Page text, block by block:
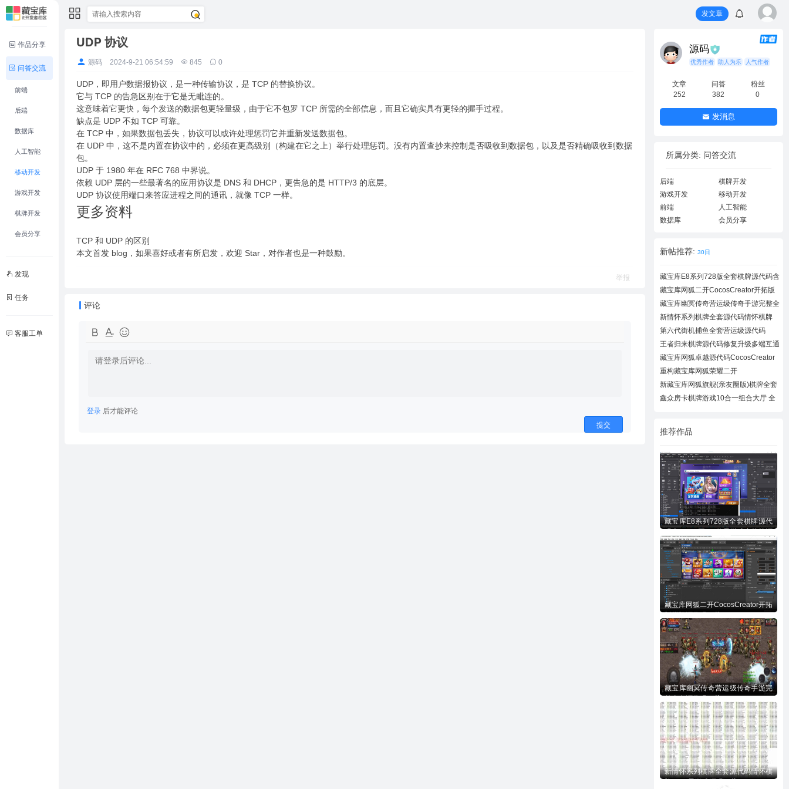
作品分享
问答交流
前端
后端
数据库
人工智能
移动开发
游戏开发
棋牌开发
会员分享
发现
任务
客服工单
发文章
UDP 协议
源码 2024-9-21 06:54:59 845 0
UDP，即用户数据报协议，是一种传输协议，是 TCP 的替换协议。
它与 TCP 的告急区别在于它是无毗连的。
这意味着它更快，每个发送的数据包更轻量级，由于它不包罗 TCP 所需的全部信息，而且它确实具有更轻的握手过程。
缺点是 UDP 不如 TCP 可靠。
在 TCP 中，如果数据包丢失，协议可以或许处理惩罚它并重新发送数据包。
在 UDP 中，这不是内置在协议中的，必须在更高级别（构建在它之上）举行处理惩罚。没有内置查抄来控制是否吸收到数据包，以及是否精确吸收到数据
包。
UDP 于 1980 年在 RFC 768 中界说。
依赖 UDP 层的一些最著名的应用协议是 DNS 和 DHCP，更告急的是 HTTP/3 的底层。
UDP 协议使用端口来答应进程之间的通讯，就像 TCP 一样。
更多资料
TCP 和 UDP 的区别
本文首发 blog，如果喜好或者有所启发，欢迎 Star，对作者也是一种鼓励。
举报
评论
登录 后才能评论
提交
源码
优秀作者 助人为乐 人气作者
文章
252
问答
382
粉丝
0
发消息
所属分类: 问答交流
后端
棋牌开发
游戏开发
移动开发
前端
人工智能
数据库
会员分享
新帖推荐: 30日
藏宝库E8系列728版全套棋牌源代码含
728UI工
藏宝库网狐二开CocosCreator开拓版
棋牌源代
藏宝库幽冥传奇营运级传奇手游完整全
套源代
新情怀系列棋牌全套源代码情怀棋牌
700+子游
第六代街机捕鱼全套营运级源代码
Creator跨
王者归来棋牌源代码修复升级多端互通
近百款
藏宝库网狐卓越源代码CocosCreator
卓越版全
重构藏宝库网狐荣耀二开
CocosCreator开拓版
新藏宝库网狐旗舰(亲友圈版)棋牌全套
源码下
鑫众房卡棋牌游戏10合一组合大厅 全
推荐作品
藏宝库E8系列728版全套棋牌源代
码下载
藏宝库网狐二开CocosCreator开拓
藏宝库幽冥传奇营运级传奇手游完
新情怀系列棋牌全套源代码情怀棋